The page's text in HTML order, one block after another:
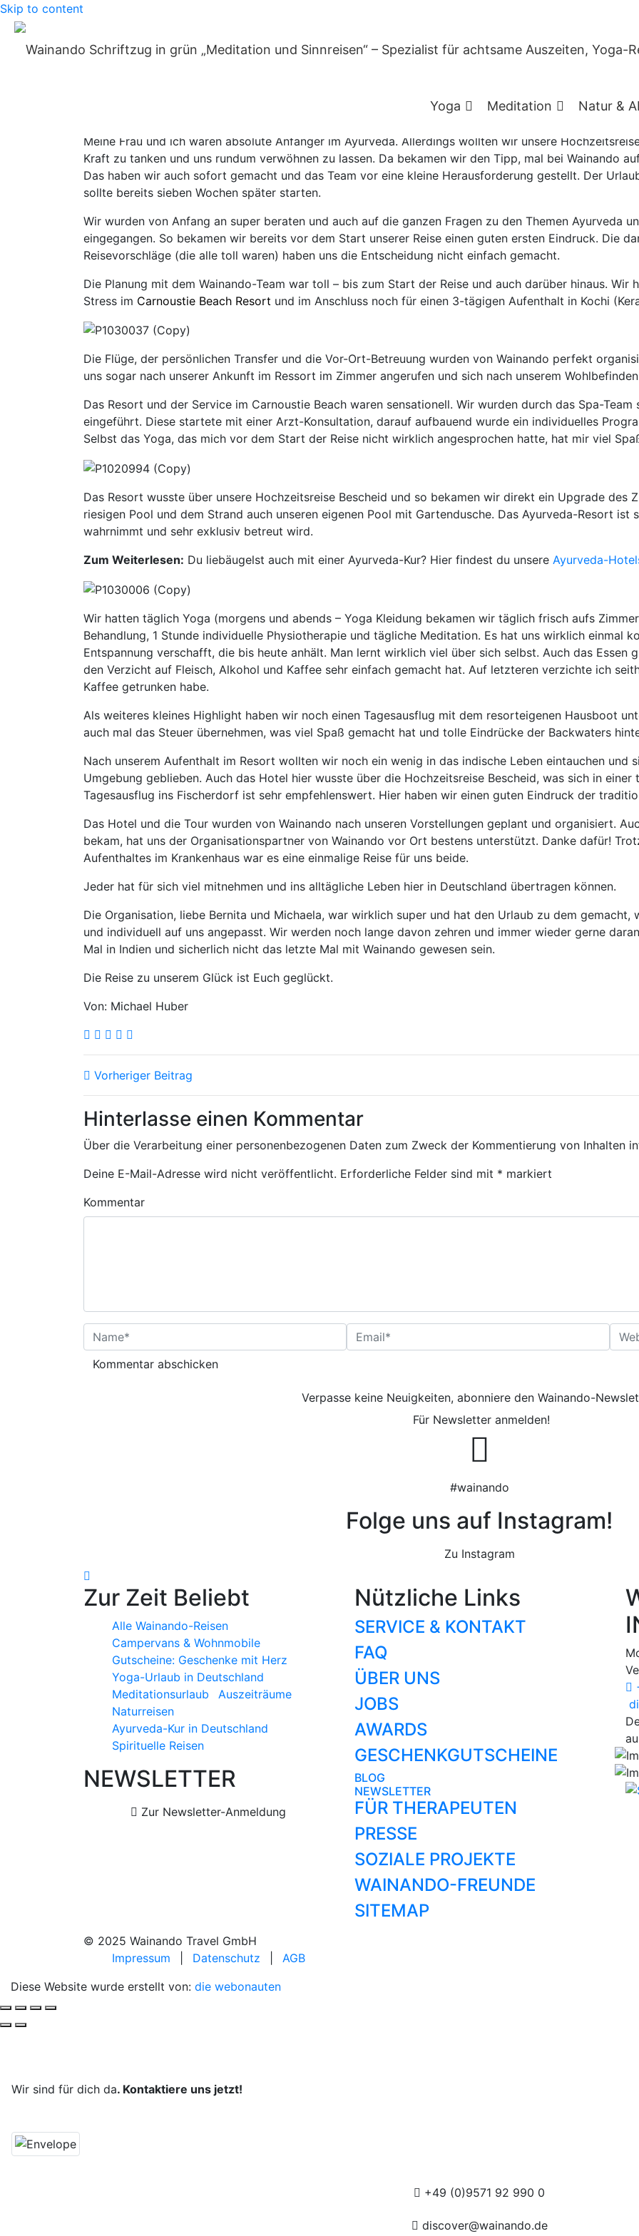
Skip to content
Yoga Meditation Natur &
Erfahrungsbericht: Ayurvedakur in
Meine Frau und ich waren absolute Anfänger im Ayurveda. Allerdings wollten wir unsere
Kraft zu tanken und uns rundum verwöhnen zu lassen. Da bekamen wir den Tipp, mal bei Wainando
Das haben wir auch sofort gemacht und das Team vor eine kleine Herausforderung gestellt. Der
sollte bereits sieben Wochen später starten.
Wir wurden von Anfang an super beraten und auch auf die ganzen Fragen zu den Themen Ayurveda
eingegangen. So bekamen wir bereits vor dem Start unserer Reise einen guten ersten Eindruck. Die
Reisevorschläge (die alle toll waren) haben uns die Entscheidung nicht einfach gemacht.
Die Planung mit dem Wainando-Team war toll – bis zum Start der Reise und auch darüber hinaus. Wir
Stress im Carnoustie Beach Resort und im Anschluss noch für einen 3-tägigen Aufenthalt in Kochi
Die Flüge, der persönlichen Transfer und die Vor-Ort-Betreuung wurden von Wainando perfekt
uns sogar nach unserer Ankunft im Ressort im Zimmer angerufen und sich nach unserem
Das Resort und der Service im Carnoustie Beach waren sensationell. Wir wurden durch das Spa-
eingeführt. Diese startete mit einer Arzt-Konsultation, darauf aufbauend wurde ein individuelles
Selbst das Yoga, das mich vor dem Start der Reise nicht wirklich angesprochen hatte, hat mir viel
Das Resort wusste über unsere Hochzeitsreise Bescheid und so bekamen wir direkt ein Upgrade des
riesigen Pool und dem Strand auch unseren eigenen Pool mit Gartendusche. Das Ayurveda-Resort ist
wahrnimmt und sehr exklusiv betreut wird.
Zum Weiterlesen: Du liebäugelst auch mit einer Ayurveda-Kur? Hier findest du unsere Ayurveda-
Wir hatten täglich Yoga (morgens und abends – Yoga Kleidung bekamen wir täglich frisch aufs
Behandlung, 1 Stunde individuelle Physiotherapie und tägliche Meditation. Es hat uns wirklich einmal
Entspannung verschafft, die bis heute anhält. Man lernt wirklich viel über sich selbst. Auch das Essen
den Verzicht auf Fleisch, Alkohol und Kaffee sehr einfach gemacht hat. Auf letzteren verzichte ich
Kaffee getrunken habe.
Als weiteres kleines Highlight haben wir noch einen Tagesausflug mit dem resorteigenen Hausboot
auch mal das Steuer übernehmen, was viel Spaß gemacht hat und tolle Eindrücke der Backwaters
Nach unserem Aufenthalt im Resort wollten wir noch ein wenig in das indische Leben eintauchen und
Umgebung geblieben. Auch das Hotel hier wusste über die Hochzeitsreise Bescheid, was sich in
Tagesausflug ins Fischerdorf ist sehr empfehlenswert. Hier haben wir einen guten Eindruck der
Das Hotel und die Tour wurden von Wainando nach unseren Vorstellungen geplant und organisiert.
bekam, hat uns der Organisationspartner von Wainando vor Ort bestens unterstützt. Danke dafür!
Aufenthaltes im Krankenhaus war es eine einmalige Reise für uns beide.
Jeder hat für sich viel mitnehmen und ins alltägliche Leben hier in Deutschland übertragen können.
Die Organisation, liebe Bernita und Michaela, war wirklich super und hat den Urlaub zu dem
und individuell auf uns angepasst. Wir werden noch lange davon zehren und immer wieder gerne
Mal in Indien und sicherlich nicht das letzte Mal mit Wainando gewesen sein.
Die Reise zu unserem Glück ist Euch geglückt.
Von: Michael Huber
Vorheriger Beitrag
Hinterlasse einen Kommentar
Über die Verarbeitung einer personenbezogenen Daten zum Zweck der Kommentierung von Inhalten
Deine E-Mail-Adresse wird nicht veröffentlicht. Erforderliche Felder sind mit * markiert
Kommentar
Name* E-Mail-Adresse* Website
Verpasse keine Neuigkeiten, abonniere den Wainando-
Für Newsletter anmelden!
#wainando
Folge uns auf Instagram!
Zu Instagram
Zur Zeit Beliebt
Alle Wainando-Reisen
Campervans & Wohnmobile
Gutscheine: Geschenke mit Herz
Yoga-Urlaub in Deutschland
Meditationsurlaub
Auszeiträume
Naturreisen
Ayurveda-Kur in Deutschland
Spirituelle Reisen
NEWSLETTER
Zur Newsletter-Anmeldung
Nützliche Links
SERVICE & KONTAKT
FAQ
ÜBER UNS
JOBS
AWARDS
GESCHENKGUTSCHEINE
BLOG
NEWSLETTER
FÜR THERAPEUTEN
PRESSE
SOZIALE PROJEKTE
WAINANDO-FREUNDE
SITEMAP
© 2025 Wainando Travel GmbH
Impressum
Datenschutz
AGB
Diese Website wurde erstellt von: die webonauten
Wir sind für dich da. Kontaktiere uns jetzt!
+49 (0)9571 92 990 0
discover@wainando.de